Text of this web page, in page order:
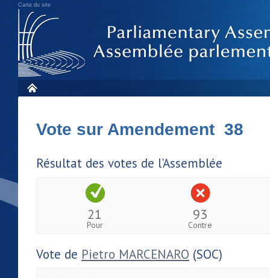
Carte du site
Vote sur Amendement 38
Résultat des votes de l'Assemblée
21
Pour
93
Contre
Vote de Pietro MARCENARO (SOC)